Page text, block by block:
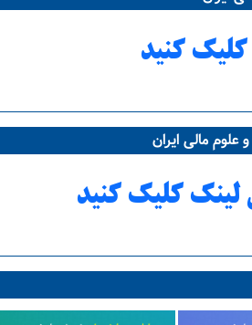
کنید
مالی ایران
لینک کلیک کنید